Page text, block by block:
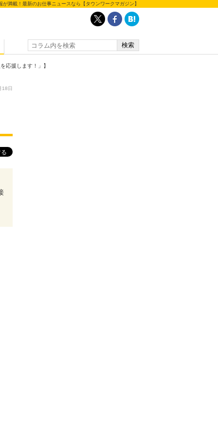
が満載！最新のお仕事ニュースなら【タウンワークマガジン】
応援します！」】
18日